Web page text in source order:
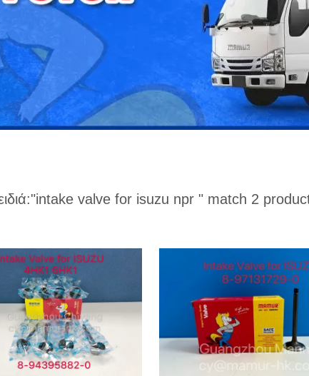
"intake valve for isuzu npr " match 2